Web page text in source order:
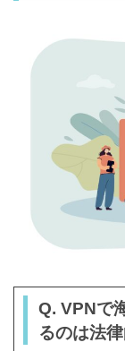
Q. VPNで
るのは法